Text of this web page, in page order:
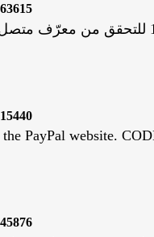
PayPal website.